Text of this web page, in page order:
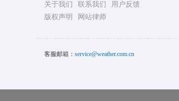
关于我们 联系我们
用户反馈
版权声明
网站律师
客服邮箱： service@weather.com.cn